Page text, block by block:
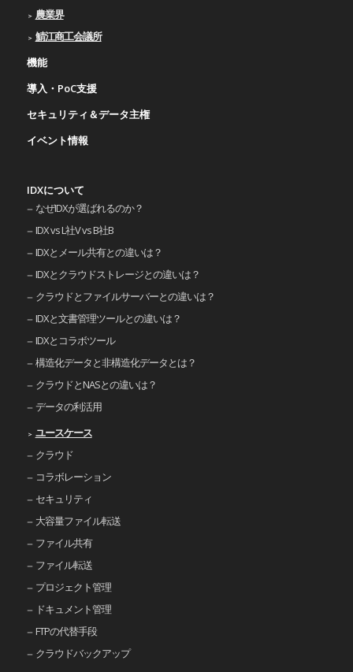
農業界
鯖江商工会議所
機能
導入・PoC支援
セキュリティ＆データ主権
イベント情報
IDXについて
なぜIDXが選ばれるのか？
IDX vs L社V vs B社B
IDXとメール共有との違いは？
IDXとクラウドストレージとの違いは？
クラウドとファイルサーバーとの違いは？
IDXと文書管理ツールとの違いは？
IDXとコラボツール
構造化データと非構造化データとは？
クラウドとNASとの違いは？
データの利活用
ユースケース
クラウド
コラボレーション
セキュリティ
大容量ファイル転送
ファイル共有
ファイル転送
プロジェクト管理
ドキュメント管理
FTPの代替手段
クラウドバックアップ